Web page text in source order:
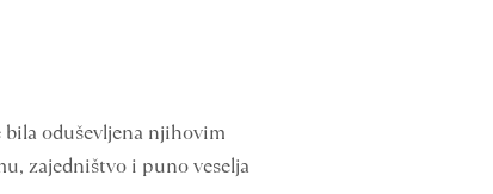
oduševljena njihovim
zajedništvo i puno veselja